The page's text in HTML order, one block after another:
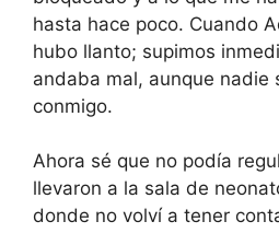
hasta hace poco. Cuando
hubo llanto; supimos
andaba mal, aunque nadie
conmigo.
Ahora sé que no podía
llevaron a la sala de
donde no volví a tener